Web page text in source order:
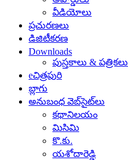
వీడియోలు
ప్రచురణలు
డిజిటీకరణ
Downloads
పుస్తకాలు & పత్రికలు
eచిత్రపురి
బ్లాగు
అనుబంధ వెబ్‌సైట్‌లు
కథానిలయం
మిసిమి
కొ.కు.
యశోదారెడ్డి